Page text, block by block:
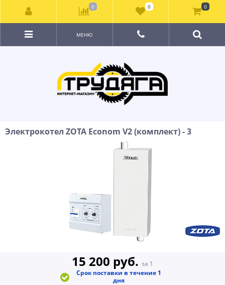
МЕНЮ
Электрокотел ZOTA Econom V2 (комплект) - 3
15 200 руб. за 1
Срок поставки в течение 1
дня
0 0 0